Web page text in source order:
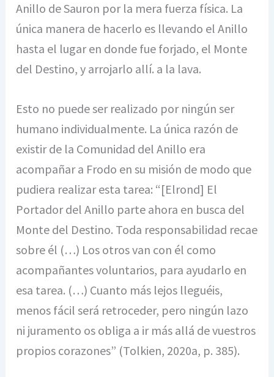
Anillo de Sauron por la mera fuerza física. La
única manera de hacerlo es llevando el Anillo
hasta el lugar en donde fue forjado, el Monte
del Destino, y arrojarlo allí. a la lava.
Esto no puede ser realizado por ningún ser
humano individualmente. La única razón de
existir de la Comunidad del Anillo era
acompañar a Frodo en su misión de modo que
pudiera realizar esta tarea: “[Elrond] El
Portador del Anillo parte ahora en busca del
Monte del Destino. Toda responsabilidad recae
sobre él (…) Los otros van con él como
acompañantes voluntarios, para ayudarlo en
esa tarea. (…) Cuanto más lejos lleguéis,
menos fácil será retroceder, pero ningún lazo
ni juramento os obliga a ir más allá de vuestros
propios corazones” (Tolkien, 2020a, p. 385).